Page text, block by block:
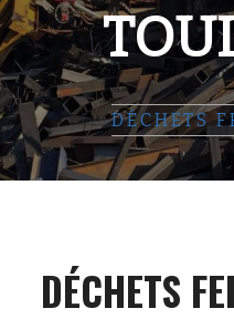
DÉCHETS
DÉCHETS